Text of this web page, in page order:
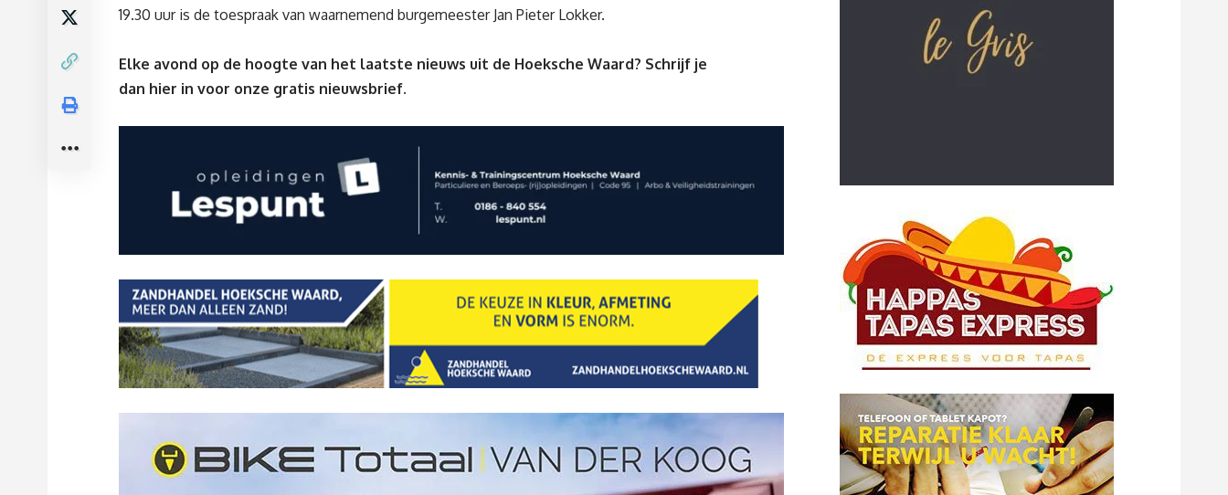
19.30 uur is de toespraak van waarnemend burgemeester Jan Pieter Lokker.
Elke avond op de hoogte van het laatste nieuws uit de Hoeksche Waard? Schrijf je
dan hier in voor onze gratis nieuwsbrief.